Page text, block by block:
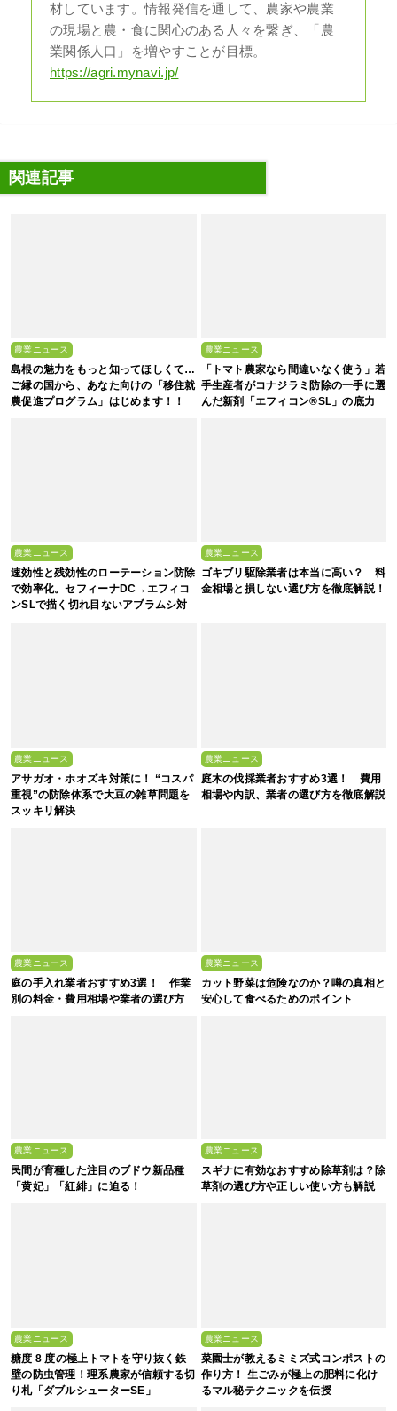
材しています。情報発信を通して、農家や農業
の現場と農・食に関心のある人々を繋ぎ、「農
業関係人口」を増やすことが目標。
https://agri.mynavi.jp/
関連記事
農業ニュース
島根の魅力をもっと知ってほしくて…
ご縁の国から、あなた向けの「移住就
農促進プログラム」はじめます！！
農業ニュース
「トマト農家なら間違いなく使う」若
手生産者がコナジラミ防除の一手に選
んだ新剤「エフィコン®SL」の底力
農業ニュース
速効性と残効性のローテーション防除
で効率化。セフィーナDC→エフィコ
ンSLで描く切れ目ないアブラムシ対
農業ニュース
ゴキブリ駆除業者は本当に高い？ 料
金相場と損しない選び方を徹底解説！
農業ニュース
アサガオ・ホオズキ対策に！ “コスパ
重視”の防除体系で大豆の雑草問題を
スッキリ解決
農業ニュース
庭木の伐採業者おすすめ3選！ 費用
相場や内訳、業者の選び方を徹底解説
農業ニュース
庭の手入れ業者おすすめ3選！ 作業
別の料金・費用相場や業者の選び方
農業ニュース
カット野菜は危険なのか？噂の真相と
安心して食べるためのポイント
農業ニュース
民間が育種した注目のブドウ新品種
「黄妃」「紅緋」に迫る！
農業ニュース
スギナに有効なおすすめ除草剤は？除
草剤の選び方や正しい使い方も解説
農業ニュース
糖度 8 度の極上トマトを守り抜く鉄
壁の防虫管理！理系農家が信頼する切
り札「ダブルシューターSE」
農業ニュース
菜園士が教えるミミズ式コンポストの
作り方！ 生ごみが極上の肥料に化け
るマル秘テクニックを伝授